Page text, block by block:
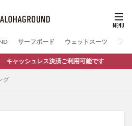
サーフボード ウェットスーツ ファ
ュレス決済ご利用可能です
グ